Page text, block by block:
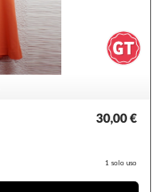
30,00 €
1 solo uso